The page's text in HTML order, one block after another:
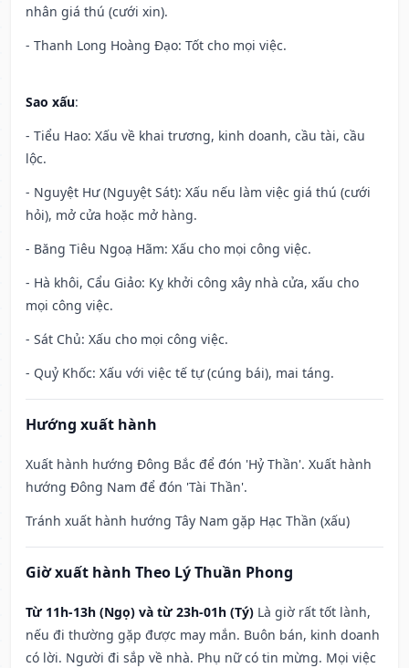
nhân giá thú (cưới xin).
- Thanh Long Hoàng Đạo: Tốt cho mọi việc.
Sao xấu:
- Tiểu Hao: Xấu về khai trương, kinh doanh, cầu tài, cầu
lộc.
- Nguyệt Hư (Nguyệt Sát): Xấu nếu làm việc giá thú (cưới
hỏi), mở cửa hoặc mở hàng.
- Băng Tiêu Ngoạ Hãm: Xấu cho mọi công việc.
- Hà khôi, Cẩu Giảo: Kỵ khởi công xây nhà cửa, xấu cho
mọi công việc.
- Sát Chủ: Xấu cho mọi công việc.
- Quỷ Khốc: Xấu với việc tế tự (cúng bái), mai táng.
Hướng xuất hành
Xuất hành hướng Đông Bắc để đón 'Hỷ Thần'. Xuất hành
hướng Đông Nam để đón 'Tài Thần'.
Tránh xuất hành hướng Tây Nam gặp Hạc Thần (xấu)
Giờ xuất hành Theo Lý Thuần Phong
Từ 11h-13h (Ngọ) và từ 23h-01h (Tý) Là giờ rất tốt lành,
nếu đi thường gặp được may mắn. Buôn bán, kinh doanh
có lời. Người đi sắp về nhà. Phụ nữ có tin mừng. Mọi việc